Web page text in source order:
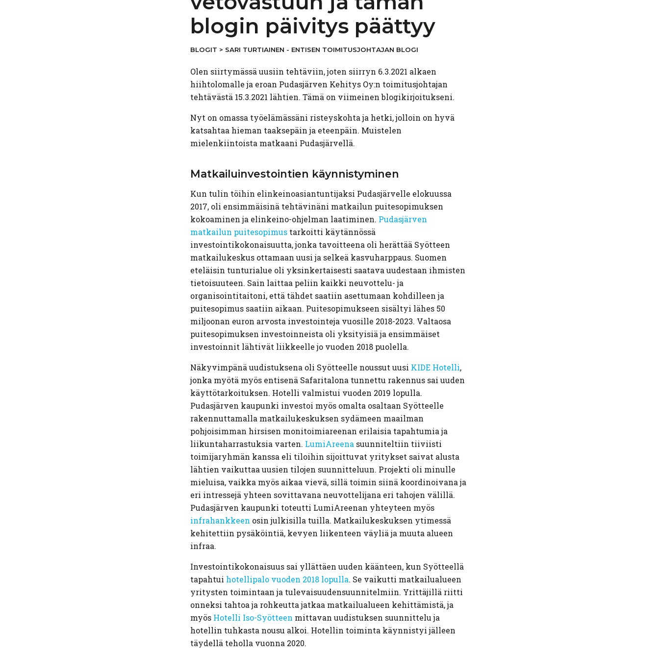
blogin päivitys päättyy
BLOGIT > SARI TURTIAINEN - ENTISEN TOIMITUSJOHTAJAN BLOGI
Olen siirtymässä uusiin tehtäviin, joten siirryn 6.3.2021 alkaen
hiihtolomalle ja eroan Pudasjärven Kehitys Oy:n toimitusjohtajan
tehtävästä 15.3.2021 lähtien. Tämä on viimeinen blogikirjoitukseni.
Nyt on omassa työelämässäni risteyskohta ja hetki, jolloin on hyvä
katsahtaa hieman taaksepäin ja eteenpäin. Muistelen
mielenkiintoista matkaani Pudasjärvellä.
Matkailuinvestointien käynnistyminen
Kun tulin töihin elinkeinoasiantuntijaksi Pudasjärvelle elokuussa
2017, oli ensimmäisinä tehtävinäni matkailun puitesopimuksen
kokoaminen ja elinkeino-ohjelman laatiminen. Pudasjärven
matkailun puitesopimus tarkoitti käytännössä
investointikokonaisuutta, jonka tavoitteena oli herättää Syötteen
matkailukeskus ottamaan uusi ja selkeä kasvuharppaus. Suomen
eteläisin tunturialue oli yksinkertaisesti saatava uudestaan ihmisten
tietoisuuteen. Sain laittaa peliin kaikki neuvottelu- ja
organisointitaitoni, että tähdet saatiin asettumaan kohdilleen ja
puitesopimus saatiin aikaan. Puitesopimukseen sisältyi lähes 50
miljoonan euron arvosta investointeja vuosille 2018-2023. Valtaosa
puitesopimuksen investoinneista oli yksityisiä ja ensimmäiset
investoinnit lähtivät liikkeelle jo vuoden 2018 puolella.
Näkyvimpänä uudistuksena oli Syötteelle noussut uusi KIDE Hotelli,
jonka myötä myös entisenä Safaritalona tunnettu rakennus sai uuden
käyttötarkoituksen. Hotelli valmistui vuoden 2019 lopulla.
Pudasjärven kaupunki investoi myös omalta osaltaan Syötteelle
rakennuttamalla matkailukeskuksen sydämeen maailman
pohjoisimman hirsisen monitoimiareenan erilaisia tapahtumia ja
liikuntaharrastuksia varten. LumiAreena suunniteltiin tiiviisti
toimijaryhmän kanssa eli tiloihin sijoittuvat yritykset saivat alusta
lähtien vaikuttaa uusien tilojen suunnitteluun. Projekti oli minulle
mieluisa, vaikka myös aikaa vievä, sillä toimin siinä koordinoivana ja
eri intressejä yhteen sovittavana neuvottelijana eri tahojen välillä.
Pudasjärven kaupunki toteutti LumiAreenan yhteyteen myös
infrahankkeen osin julkisilla tuilla. Matkailukeskuksen ytimessä
kehitettiin pysäköintiä, kevyen liikenteen väyliä ja muuta alueen
infraa.
Investointikokonaisuus sai yllättäen uuden käänteen, kun Syötteellä
tapahtui hotellipalo vuoden 2018 lopulla. Se vaikutti matkailualueen
yritysten toimintaan ja tulevaisuudensuunnitelmiin. Yrittäjillä riitti
onneksi tahtoa ja rohkeutta jatkaa matkailualueen kehittämistä, ja
myös Hotelli Iso-Syötteen mittavan uudistuksen suunnittelu ja
hotellin tuhkasta nousu alkoi. Hotellin toiminta käynnistyi jälleen
täydellä teholla vuonna 2020.